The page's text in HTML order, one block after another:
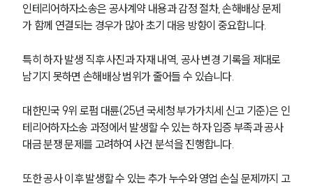
인테리어하자소송은 공사계약 내용과 감정 절차, 손해배상 문제
가 함께 연결되는 경우가 많아 초기 대응 방향이 중요합니다.
특히 하자 발생 직후 사진과 자재 내역, 공사 변경 기록을 제대로
남기지 못하면 손해배상 범위가 줄어들 수 있습니다.
대한민국 9위 로펌 대륜(25년 국세청 부가가치세 신고 기준)은 인
테리어하자소송 과정에서 발생할 수 있는 하자 입증 부족과 공사
대금 분쟁 문제를 고려하여 사건 분석을 진행합니다.
또한 공사 이후 발생할 수 있는 추가 누수와 영업 손실 문제까지 고